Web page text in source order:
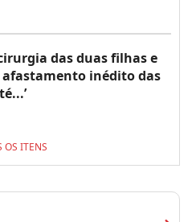
das duas filhas e
inédito das
OS ITENS